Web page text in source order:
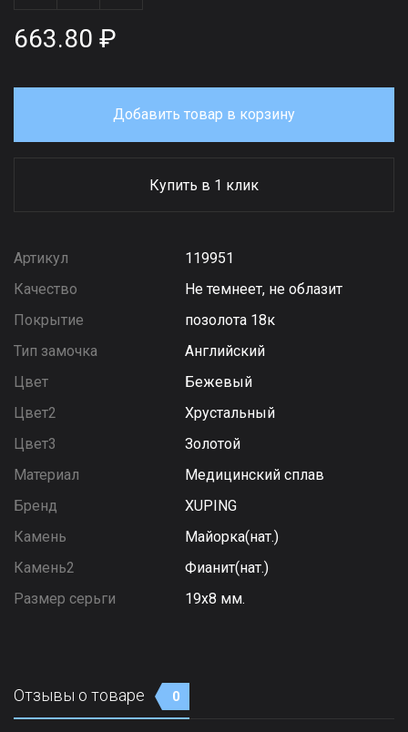
663.80 ₽
Добавить товар в корзину
Купить в 1 клик
Артикул
119951
Качество
Не темнеет, не облазит
Покрытие
позолота 18к
Тип замочка
Английский
Цвет
Бежевый
Цвет2
Хрустальный
Цвет3
Золотой
Материал
Медицинский сплав
Бренд
XUPING
Камень
Майорка(нат.)
Камень2
Фианит(нат.)
Размер серьги
19х8 мм.
Отзывы о товаре 0